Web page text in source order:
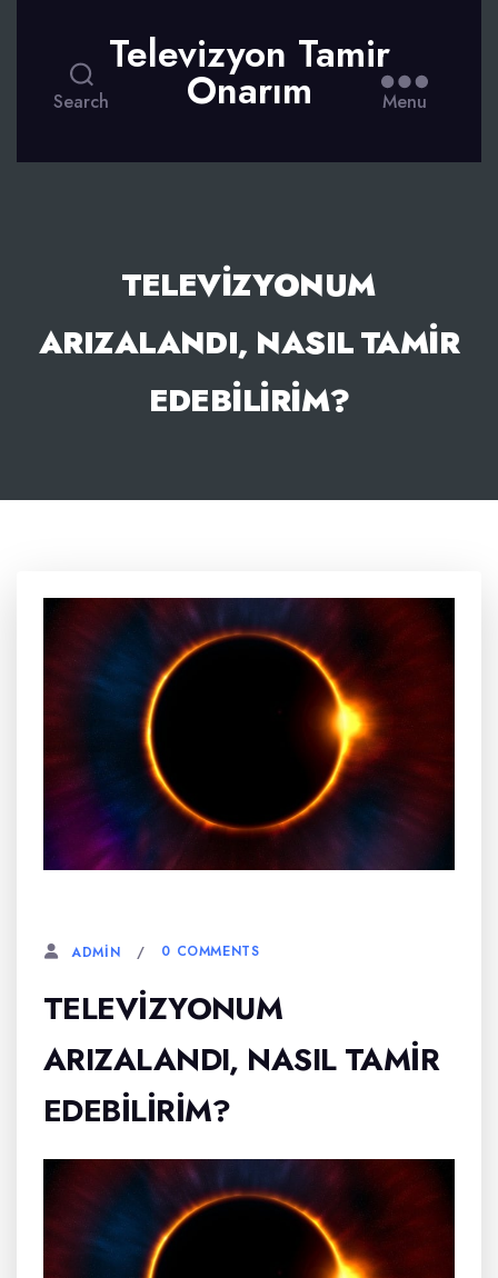
Search
Televizyon Tamir
Onarım Menu
TELEVIZYONUM
ARIZALANDI, NASIL TAMIR
EDEBILIRIM?
ADMIN 0 COMMENTS
TELEVIZYONUM
ARIZALANDI, NASIL TAMIR
EDEBILIRIM?